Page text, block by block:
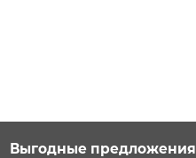
Выгодные предложения